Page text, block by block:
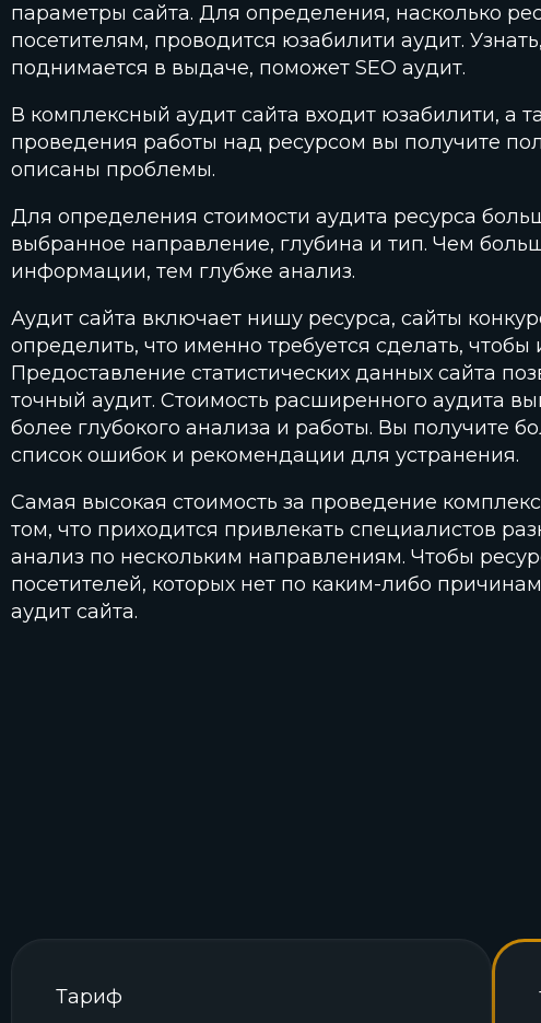
параметры сайта. Для определения, насколько
посетителям, проводится юзабилити аудит.
поднимается в выдаче, поможет SEO аудит.
В комплексный аудит сайта входит юзабилити, а
проведения работы над ресурсом вы получите
описаны проблемы.
Для определения стоимости аудита ресурса
выбранное направление, глубина и тип. Чем
информации, тем глубже анализ.
Аудит сайта включает нишу ресурса, сайты
определить, что именно требуется сделать, чтобы
Предоставление статистических данных сайта
точный аудит. Стоимость расширенного аудита
более глубокого анализа и работы. Вы получите
список ошибок и рекомендации для устранения.
Самая высокая стоимость за проведение
том, что приходится привлекать специалистов
анализ по нескольким направлениям. Чтобы
посетителей, которых нет по каким-либо
аудит сайта.
Тариф